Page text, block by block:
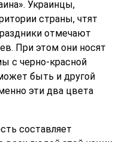
Украинцы,
страны, чтят
отмечают
При этом они носят
с черно-красной
быть и другой
эти два цвета
составляет